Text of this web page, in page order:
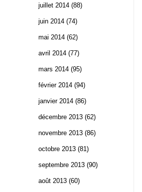
juillet 2014 (88)
juin 2014 (74)
mai 2014 (62)
avril 2014 (77)
mars 2014 (95)
février 2014 (94)
janvier 2014 (86)
décembre 2013 (62)
novembre 2013 (86)
octobre 2013 (81)
septembre 2013 (90)
août 2013 (60)